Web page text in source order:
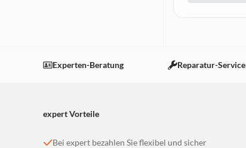
Experten-Beratung Reparatur-Service
expert Vorteile
Bei expert bezahlen Sie flexibel und sicher